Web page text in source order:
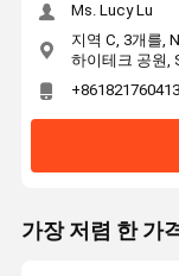
Ms. Lucy Lu
지역 C, 3개를,
하이테크 공원,
가장 저렴 한 가